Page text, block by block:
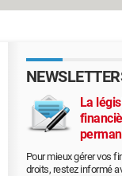
La
Pour mieux gérer vos
droits, restez informé